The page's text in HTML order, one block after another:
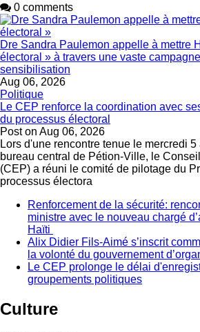
0 comments
Dre Sandra Paulemon appelle à mettre
électoral » à travers une vaste
sensibilisation
Aug 06, 2026
Politique
Le CEP renforce la coordination avec
du processus électoral
Post on Aug 06, 2026
Lors d'une rencontre tenue le mercredi
bureau central de Pétion-Ville, le
(CEP) a réuni le comité de pilotage du
processus électora
Renforcement de la sécurité:
ministre avec le nouveau chargé
Haïti
Alix Didier Fils-Aimé s’inscrit
la volonté du gouvernement
Le CEP prolonge le délai
groupements politiques
Culture